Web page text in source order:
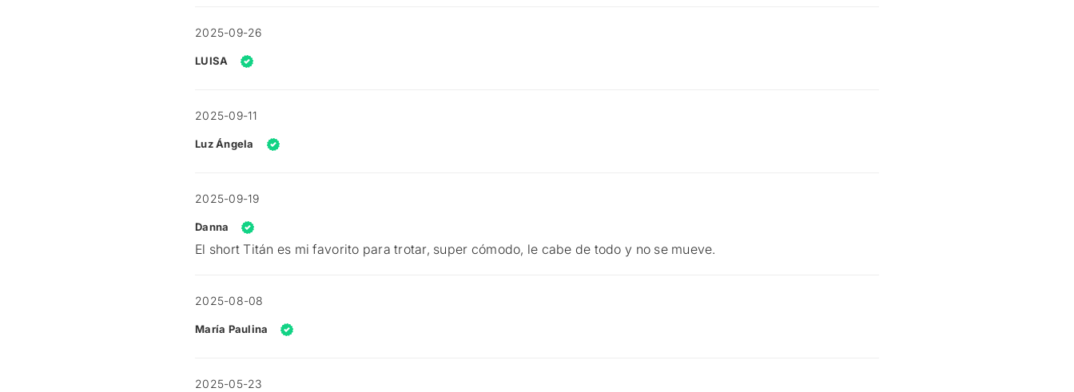
2025-09-26
LUISA
2025-09-11
Luz Ángela
2025-09-19
Danna
El short Titán es mi favorito para trotar, super cómodo, le cabe de todo y no se mueve.
2025-08-08
María Paulina
2025-05-23